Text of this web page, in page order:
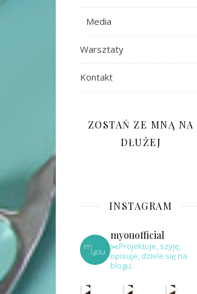
Media
Warsztaty
Kontakt
ZOSTAŃ ZE MNĄ NA
DŁUŻEJ
INSTAGRAM
myouofficial
✂️Projektuje, szyję,
opisuje, dziele się na
blogu.